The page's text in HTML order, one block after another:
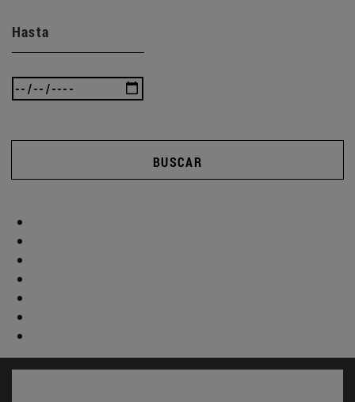
Hasta
BUSCAR